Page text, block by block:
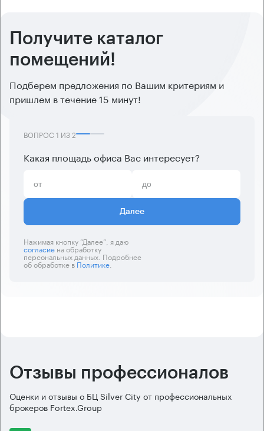
Получите каталог
помещений!
Подберем предложения по Вашим критериям и
пришлем в течение 15 минут!
ВОПРОС 1 ИЗ2
Какая площадь офиса Вас интересует?
Далее
Нажимая кнопку “Далее”, я даю
согласиена обработку
персональных данных. Подробнее
об обработке вПолитике.
Отзывы профессионалов
Оценки и отзывы о БЦ Silver City от профессиональных
брокеров Fortex.Group